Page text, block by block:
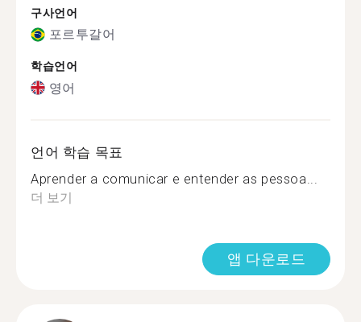
구사언어
포르투갈어
학습언어
영어
언어 학습 목표
Aprender a comunicar e entender as pessoa...
더 보기
앱 다운로드